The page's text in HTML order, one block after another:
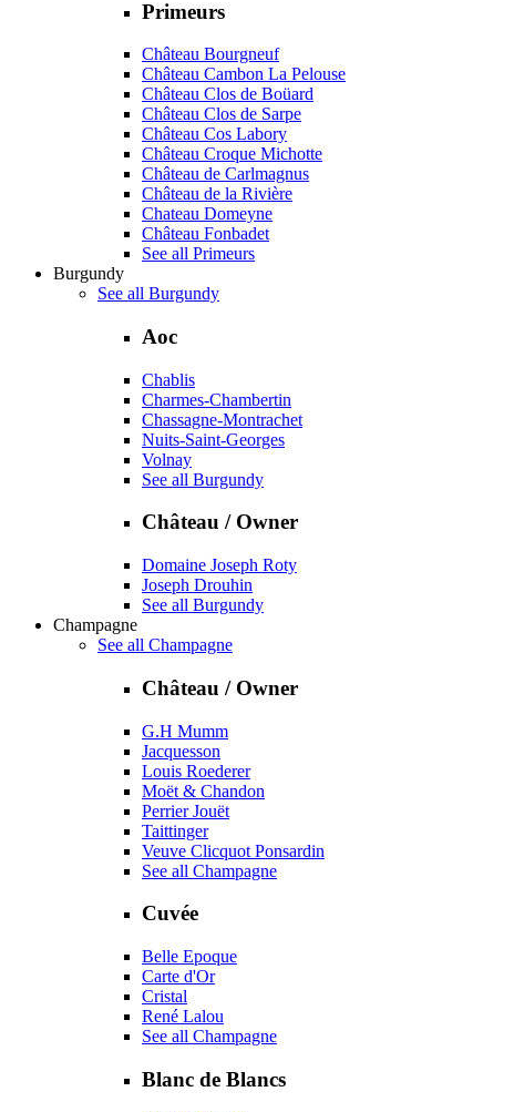
Primeurs
Château Bourgneuf
Château Cambon La Pelouse
Château Clos de Boüard
Château Clos de Sarpe
Château Cos Labory
Château Croque Michotte
Château de Carlmagnus
Château de la Rivière
Chateau Domeyne
Château Fonbadet
See all Primeurs
Burgundy
See all Burgundy
Aoc
Chablis
Charmes-Chambertin
Chassagne-Montrachet
Nuits-Saint-Georges
Volnay
See all Burgundy
Château / Owner
Domaine Joseph Roty
Joseph Drouhin
See all Burgundy
Champagne
See all Champagne
Château / Owner
G.H Mumm
Jacquesson
Louis Roederer
Moët & Chandon
Perrier Jouët
Taittinger
Veuve Clicquot Ponsardin
See all Champagne
Cuvée
Belle Epoque
Carte d'Or
Cristal
René Lalou
See all Champagne
Blanc de Blancs